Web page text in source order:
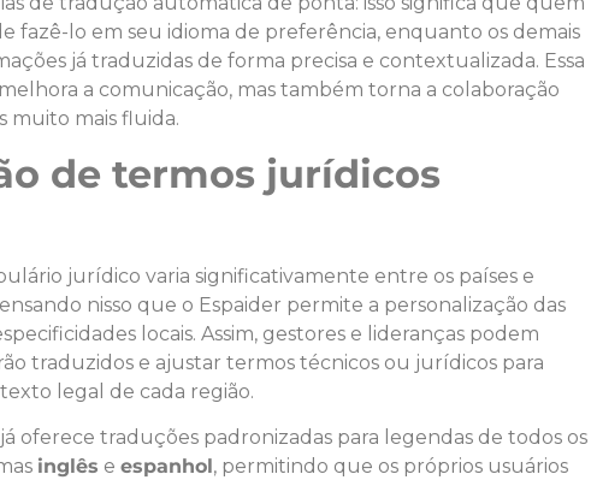
fazê-lo em seu idioma de preferência, enquanto os demais
já traduzidas de forma precisa e contextualizada. Essa
a comunicação, mas também torna a colaboração
muito mais fluida.
de termos jurídicos
jurídico varia significativamente entre os países e
nisso que o Espaider permite a personalização das
locais. Assim, gestores e lideranças podem
traduzidos e ajustar termos técnicos ou jurídicos para
legal de cada região.
oferece traduções padronizadas para legendas de todos os
inglês e espanhol, permitindo que os próprios usuários